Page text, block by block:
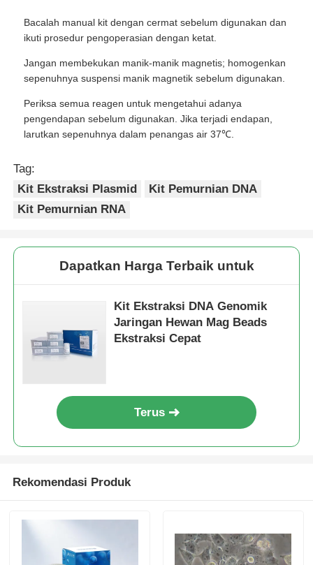
Bacalah manual kit dengan cermat sebelum digunakan dan
ikuti prosedur pengoperasian dengan ketat.
Jangan membekukan manik-manik magnetis; homogenkan
sepenuhnya suspensi manik magnetik sebelum digunakan.
Periksa semua reagen untuk mengetahui adanya
pengendapan sebelum digunakan. Jika terjadi endapan,
larutkan sepenuhnya dalam penangas air 37℃.
Tag:
Kit Ekstraksi Plasmid
Kit Pemurnian DNA
Kit Pemurnian RNA
Dapatkan Harga Terbaik untuk
Kit Ekstraksi DNA Genomik
Jaringan Hewan Mag Beads
Ekstraksi Cepat
Terus
Rekomendasi Produk